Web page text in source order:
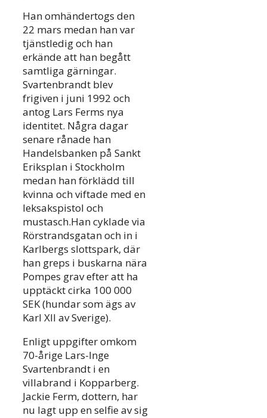
Han omhändertogs den
22 mars medan han var
tjänstledig och han
erkände att han begått
samtliga gärningar.
Svartenbrandt blev
frigiven i juni 1992 och
antog Lars Ferms nya
identitet. Några dagar
senare rånade han
Handelsbanken på Sankt
Eriksplan i Stockholm
medan han förklädd till
kvinna och viftade med en
leksakspistol och
mustasch.Han cyklade via
Rörstrandsgatan och in i
Karlbergs slottspark, där
han greps i buskarna nära
Pompes grav efter att ha
upptäckt cirka 100 000
SEK (hundar som ägs av
Karl XII av Sverige).
Enligt uppgifter omkom
70-årige Lars-Inge
Svartenbrandt i en
villabrand i Kopparberg.
Jackie Ferm, dottern, har
nu lagt upp en selfie av sig